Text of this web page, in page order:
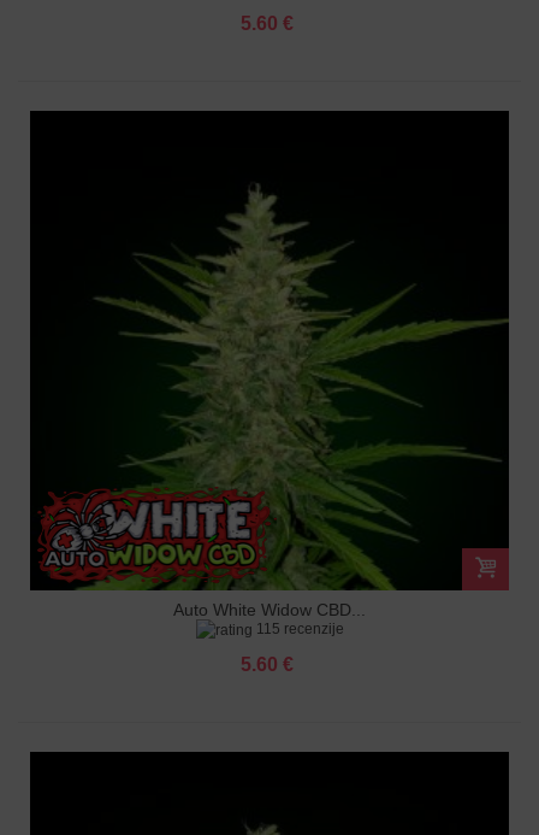
5.60 €
Auto White Widow CBD...
115 recenzije
5.60 €